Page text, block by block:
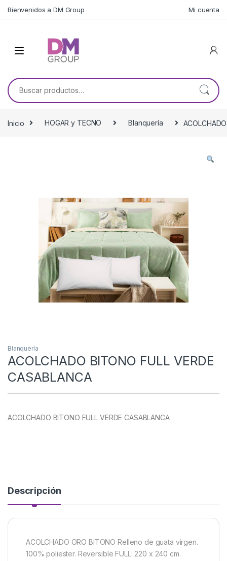
Bienvenidos a DM Group Mi cuenta
Buscar por:
Inicio HOGAR y TECNO Blanquería
Blanquería
ACOLCHADO BITONO FULL VERDE
CASABLANCA
ACOLCHADO BITONO FULL VERDE CASABLANCA
Descripción
ACOLCHADO ORO BITONO Relleno de guata virgen.
100% poliester. Reversible FULL: 220 x 240 cm.